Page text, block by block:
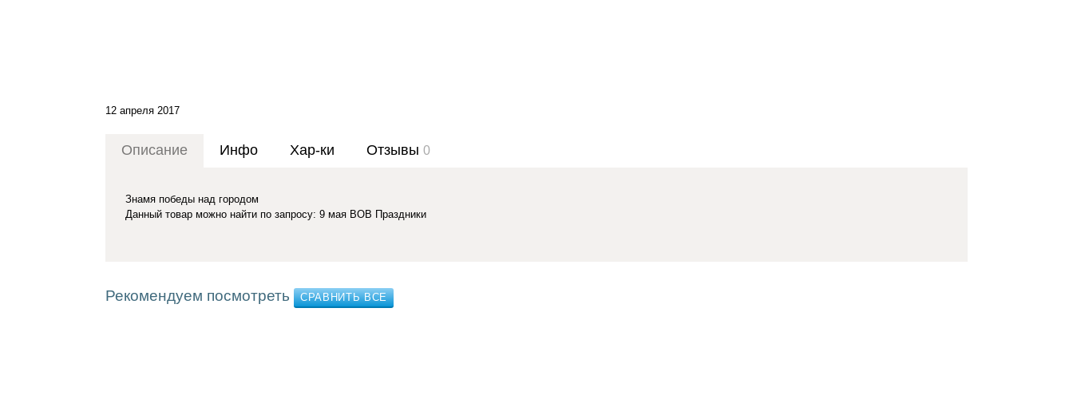
12 апреля 2017
Описание Инфо Хар-ки Отзывы 0
Знамя победы над городом
Данный товар можно найти по запросу: 9 мая ВОВ Праздники
Рекомендуем посмотреть